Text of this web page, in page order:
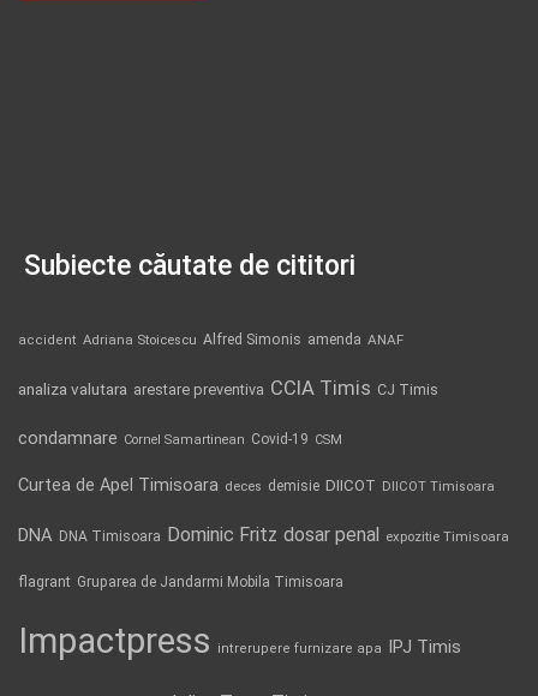
Subiecte căutate de cititori
accident Adriana Stoicescu Alfred Simonis amenda ANAF
analiza valutara arestare preventiva CCIA Timis CJ Timis
condamnare Cornel Samartinean Covid-19 CSM
Curtea de Apel Timisoara deces demisie DIICOT DIICOT Timisoara
DNA DNA Timisoara Dominic Fritz dosar penal expozitie Timisoara
flagrant Gruparea de Jandarmi Mobila Timisoara
Impactpress intrerupere furnizare apa IPJ Timis